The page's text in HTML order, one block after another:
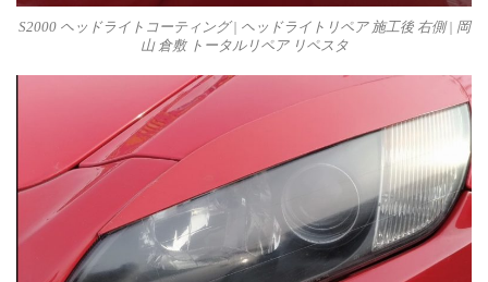
S2000 ヘッドライトコーティング | ヘッドライトリペア 施工後 右側 | 岡
山 倉敷 トータルリペア リペスタ